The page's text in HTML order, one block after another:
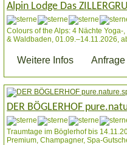
Alpin Lodge Das
Colours of the Alps: 4 Nächte
& Waldbaden, 01.09.–14.11.2026,
Weitere Infos
DER BÖGLERHOF
Traumtage im Böglerhof bis
Premium, Champagner, Spa-